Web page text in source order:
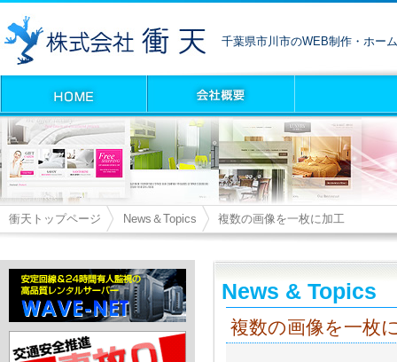
千葉県市川市のWEB制作・ホー
衝天トップページ News＆Topics 複数の画像を一枚に加工
News & Topics
複数の画像を一枚